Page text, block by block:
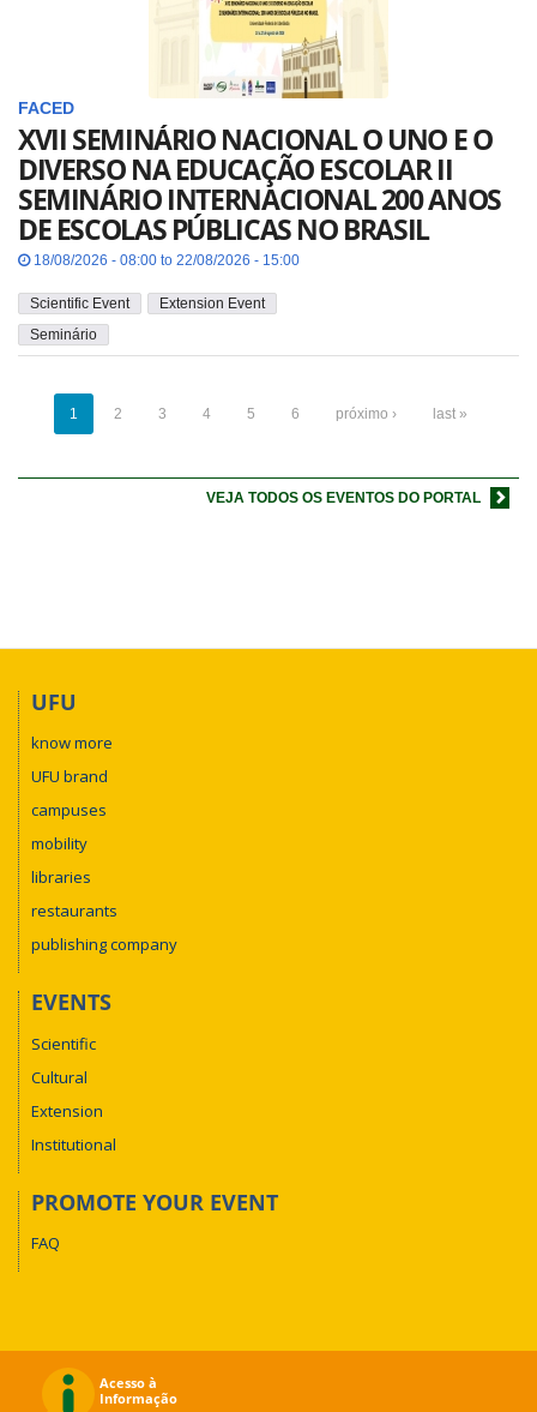
FACED
XVII SEMINÁRIO NACIONAL O UNO E O
DIVERSO NA EDUCAÇÃO ESCOLAR II
SEMINÁRIO INTERNACIONAL 200 ANOS
DE ESCOLAS PÚBLICAS NO BRASIL
18/08/2026 - 08:00 to 22/08/2026 - 15:00
Scientific Event
Extension Event
Seminário
1 2 3 4 5 6 próximo › last »
VEJA TODOS OS EVENTOS DO PORTAL
UFU
know more
UFU brand
campuses
mobility
libraries
restaurants
publishing company
EVENTS
Scientific
Cultural
Extension
Institutional
PROMOTE YOUR EVENT
FAQ